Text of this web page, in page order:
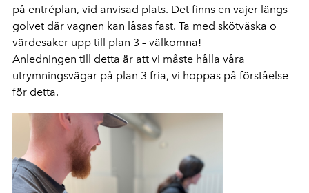
på entréplan, vid anvisad plats. Det finns en vajer längs
golvet där vagnen kan låsas fast. Ta med skötväska o
värdesaker upp till plan 3 – välkomna!
Anledningen till detta är att vi måste hålla våra
utrymningsvägar på plan 3 fria, vi hoppas på förståelse
för detta.